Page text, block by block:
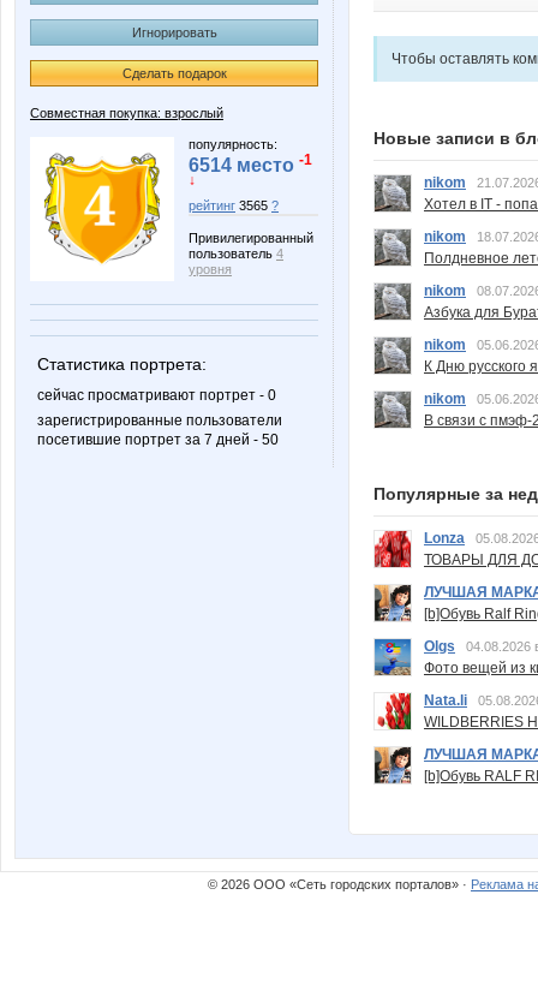
Игнорировать
Сделать подарок
Совместная покупка: взрослый
популярность:
6514 место -1
↓
рейтинг 3565 ?
Привилегированный
пользователь 4
уровня
Статистика портрета:
сейчас просматривают портрет - 0
зарегистрированные пользователи
посетившие портрет за 7 дней - 50
Чтобы оставлять
Новые записи в
nikom
Хотел в IT -
nikom
Полдневное
nikom
Азбука для
nikom
К Дню русского
nikom
В связи с пмэф-
Популярные за
Lonza
ТОВАРЫ ДЛЯ
ЛУЧШАЯ
[b]Обувь Ralf
Olgs
04.08.2026
Фото вещей из
Nata.li
ЛУЧШАЯ
[b]Обувь RALF
© 2026 ООО «Сеть городских порталов» · Реклама